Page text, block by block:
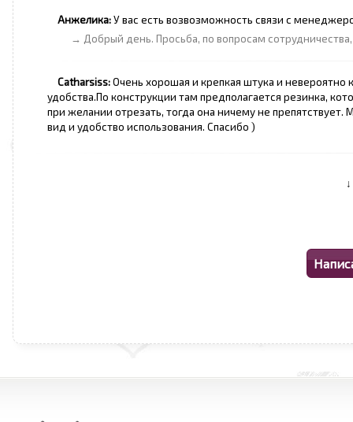
Анжелика:У вас есть возвозможность связи с
→ Добрый день. Просьба, по вопросам
Catharsiss:Очень хорошая и крепкая штука и
удобства.По конструкции там предполагается резинка,
при желании отрезать, тогда она ничему не
вид и удобство использования. Спасибо )
↓